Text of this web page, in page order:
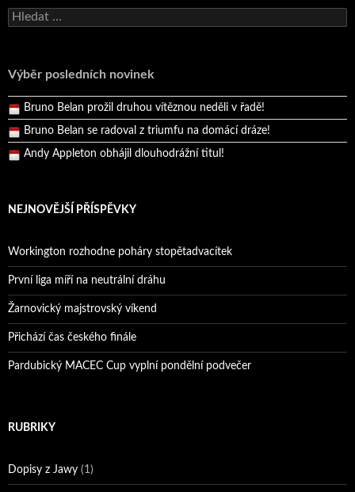
Vyhledávání
Výběr posledních novinek
Bruno Belan se radoval z triumfu na domácí dráze!
Pražský přebor neskrblil překvapeními!
Bruno Belan prožil druhou vítěznou neděli v řadě!
Bruno Belan se radoval z triumfu na domácí dráze!
Andy Appleton obhájil dlouhodrážní titul!
NEJNOVĚJŠÍ PŘÍSPĚVKY
Workington rozhodne poháry stopětadvacítek
První liga míří na neutrální dráhu
Žarnovický majstrovský víkend
Přichází čas českého finále
Pardubický MACEC Cup vyplní pondělní podvečer
RUBRIKY
Dopisy z Jawy (1)